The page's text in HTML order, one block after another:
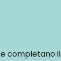
completano il